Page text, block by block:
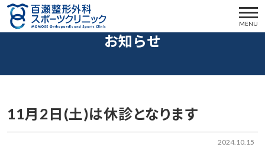
MENU
お知らせ
2024.10.15
11月2日(土)は休診となります